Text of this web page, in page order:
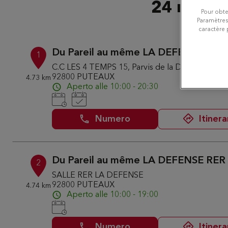
24
1
4.73 km
Du Pareil au même LA DEFENSE
C.C LES 4 TEMPS 15, Parvis de la Defense
92800 PUTEAUX
Aperto alle 10:00 - 20:30
Numero
2
4.74 km
Du Pareil au même LA DEFENSE RER
SALLE RER LA DEFENSE
92800 PUTEAUX
Aperto alle 10:00 - 19:00
Pour
caractère